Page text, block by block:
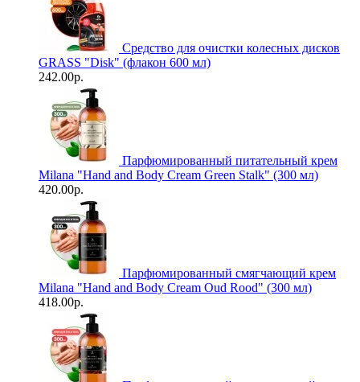
Средство для очистки колесных дисков
GRASS "Disk" (флакон 600 мл)
242.00р.
Парфюмированный питательный крем
Milana "Hand and Body Cream Green Stalk" (300 мл)
420.00р.
Парфюмированный смягчающий крем
Milana "Hand and Body Cream Oud Rood" (300 мл)
418.00р.